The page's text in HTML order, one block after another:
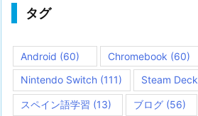
タグ
Android (60) Chromebook (60)
Nintendo Switch (111) Steam Deck
スペイン語学習 (13) ブログ (56)